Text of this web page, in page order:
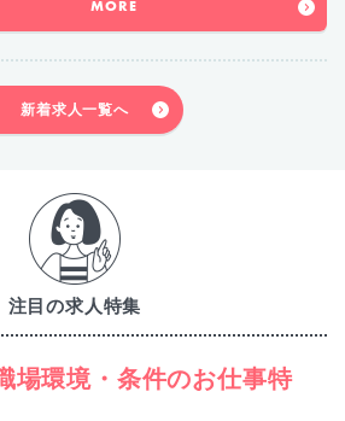
MORE
新着求人一覧へ
注目の求人特集
場環境・条件のお仕事特